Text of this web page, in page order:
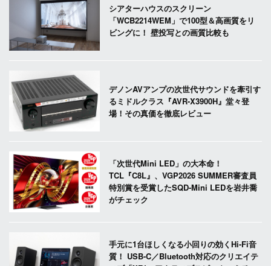
シアターハウスのスクリーン
「WCB2214WEM」で100型＆高画質をリ
ビングに！ 壁投写との画質比較も
デノンAVアンプの次世代サウンドを牽引す
るミドルクラス『AVR-X3900H』堂々登
場！その真価を徹底レビュー
「次世代Mini LED」の大本命！
TCL『C8L』、VGP2026 SUMMER審査員
特別賞を受賞したSQD-Mini LEDを岩井喬
がチェック
手元に1台ほしくなる小回りの効くHi-Fi音
質！ USB-C／Bluetooth対応のクリエイテ